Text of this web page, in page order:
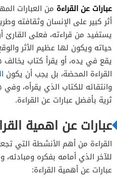
عبارات عن القراءة من العبارات
أثر كبير على الإنسان وثقافته
يستفيد من قراءته، فعلى
حياته ويكون لها عظيم الأثر
يقع في يده، أو يقرأ كتاب
القراءة المحضة، بل يجب أن يكون
وانتقائه للكتاب الذي يقرأه،
ثرية بأفضل عبارات عن القراءة.
عبارات عن اهمية
القراءة من أهم الأنشطة التي
للآخر الذي أمامه بفكره
عبارات عن أهمية القراءة: